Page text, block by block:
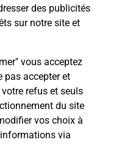
des publicités
sur notre site et
vous acceptez
pas accepter et
refus et seuls
du site
vos choix à
via
Mobile ?
mon
?
de la 5G